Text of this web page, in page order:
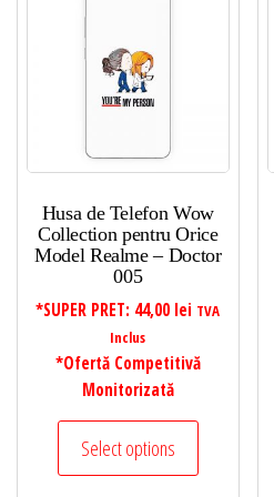
Husa de Telefon Wow
Collection pentru Orice
Model Realme – Doctor
005
*SUPER PRET: 44,00 lei TVA
Inclus
*Ofertă Competitivă
Monitorizată
Select options